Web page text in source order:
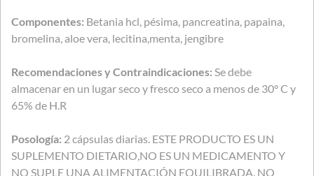
Componentes: Betania hcl, pésima, pancreatina, papaina,
bromelina, aloe vera, lecitina,menta, jengibre
Recomendaciones y Contraindicaciones: Se debe
almacenar en un lugar seco y fresco seco a menos de 30° C y
65% de H.R
Posología: 2 cápsulas diarias. ESTE PRODUCTO ES UN
SUPLEMENTO DIETARIO,NO ES UN MEDICAMENTO Y
NO SUPLE UNA ALIMENTACIÓN EQUILIBRADA. NO